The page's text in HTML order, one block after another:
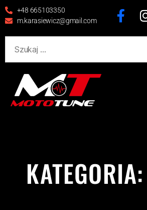
+48 665103350
m.karasiewicz@gmail.com
KATEGORIA: